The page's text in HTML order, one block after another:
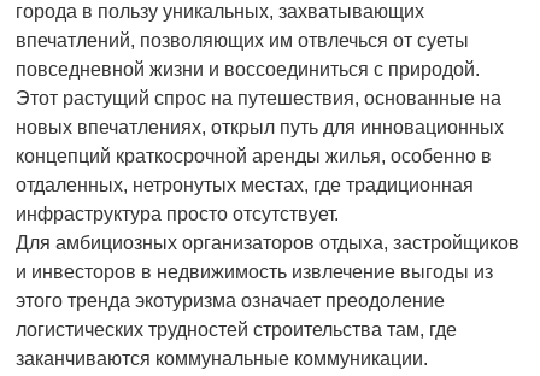
города в пользу уникальных, захватывающих
впечатлений, позволяющих им отвлечься от суеты
повседневной жизни и воссоединиться с природой.
Этот растущий спрос на путешествия, основанные на
новых впечатлениях, открыл путь для инновационных
концепций краткосрочной аренды жилья, особенно в
отдаленных, нетронутых местах, где традиционная
инфраструктура просто отсутствует.
Для амбициозных организаторов отдыха, застройщиков
и инвесторов в недвижимость извлечение выгоды из
этого тренда экотуризма означает преодоление
логистических трудностей строительства там, где
заканчиваются коммунальные коммуникации.